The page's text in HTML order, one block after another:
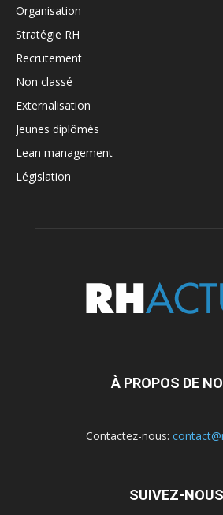
Organisation
Stratégie RH
Recrutement
Non classé
Externalisation
Jeunes diplômés
Lean management
Législation
À PROPOS DE
Contactez-nous:
SUIVEZ-NOUS